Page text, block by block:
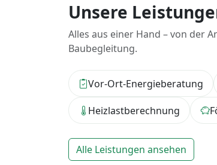
Unsere
Alles aus einer Hand – von der
Baubegleitung.
Vor-Ort-Energieberatung
Heizlastberechnung
Alle Leistungen ansehen